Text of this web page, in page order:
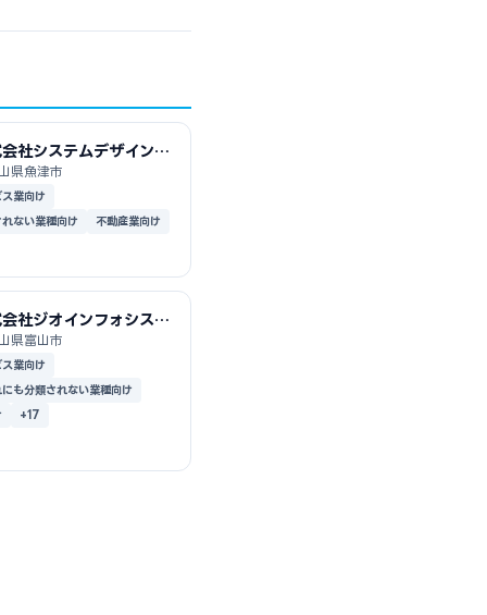
社システムデザイン研
県魚津市
業向け
ない業種向け
不動産業向け
社ジオインフォシステ
県富山市
業向け
も分類されない業種向け
+17